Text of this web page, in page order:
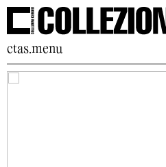
ctas.menu